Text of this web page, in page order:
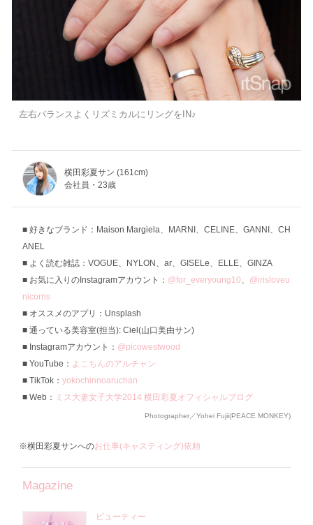
左右バランスよくリズミカルにリングをIN♪
横田彩夏サン (161cm)
会社員・23歳
好きなブランド：Maison Margiela、MARNI、CELINE、GANNI、CH
ANEL
よく読む雑誌：VOGUE、NYLON、ar、GISELe、ELLE、GINZA
お気に入りのInstagramアカウント： @for_everyoung10、 @irisloveu
nicorns
オススメのアプリ：Unsplash
通っている美容室(担当): Ciel(山口美由サン)
Instagramアカウント： @picowestwood
YouTube： よこちんのアルチャン
TikTok： yokochinnoaruchan
Web： ミス大妻女子大学2014 横田彩夏オフィシャルブログ
Photographer／Yohei Fujii(PEACE MONKEY)
※横田彩夏サンへのお仕事(キャスティング)依頼
Magazine
ビューティー